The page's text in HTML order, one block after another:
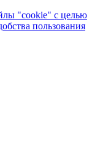
"cookie" с целью
пользования